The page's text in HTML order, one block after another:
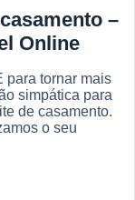
–
Online
para tornar mais
simpática para
de casamento.
o seu